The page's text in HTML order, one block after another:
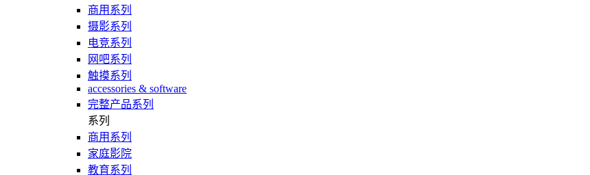
商用系列
摄影系列
电竞系列
网吧系列
触摸系列
accessories & software
完整产品系列
系列
商用系列
家庭影院
教育系列